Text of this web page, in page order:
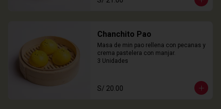
Chanchito Pao
Masa de min pao rellena con pecanas y
crema pastelera con manjar.
3 Unidades
S/ 20.00